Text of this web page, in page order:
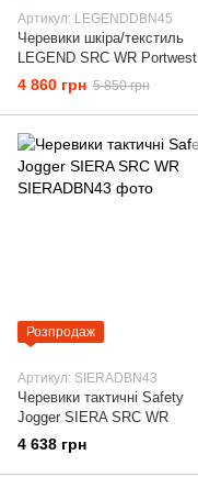
Артикул: LEGENDDBN45
Черевики шкіра/текстиль
LEGEND SRC WR Portwest
4 860 грн 5 850 грн
Розпродаж
Артикул: SIERADBN43
Черевики тактичні Safety
Jogger SIERA SRC WR
4 638 грн